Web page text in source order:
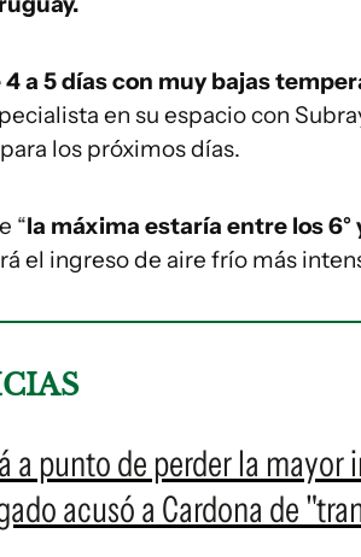
4 a 5 días con muy bajas
en su espacio con
los próximos días.
“la máxima estaría entre los
el ingreso de aire frío más
a punto de perder la mayor
acusó a Cardona de